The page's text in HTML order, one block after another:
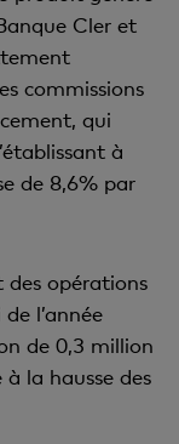
Cler et
commissions
qui
à
de 8,6% par
des opérations
l’année
de 0,3 million
la hausse des